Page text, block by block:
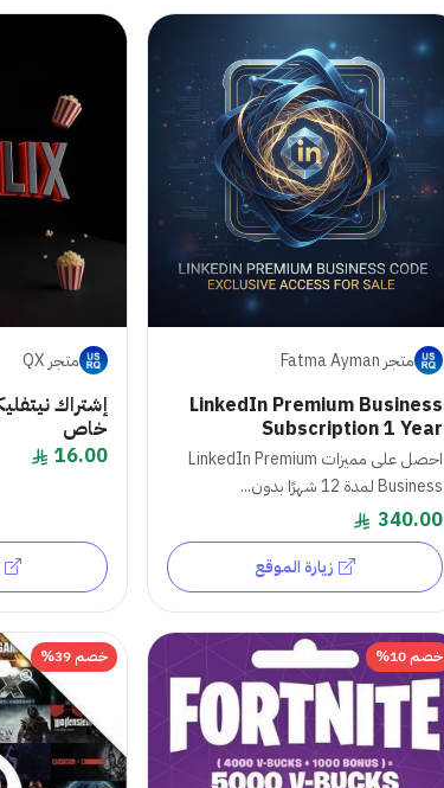
متجر Fatma Ayman
LinkedIn Premium Business
Subscription 1 Year
احصل على مميزات LinkedIn Premium
Business لمدة 12 شهرًا بدون...
340.00
زيارة الموقع
متجر QX
خاص
16.00
خصم 10% خصم 39%